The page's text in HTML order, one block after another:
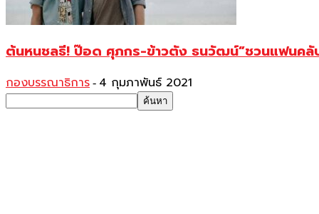
ต้นหนชลธี! ป๊อด ศุภกร-ข้าวตัง ธนวัฒน์”ชวนแฟนคลั
กองบรรณาธิการ - 4 กุมภาพันธ์ 2021